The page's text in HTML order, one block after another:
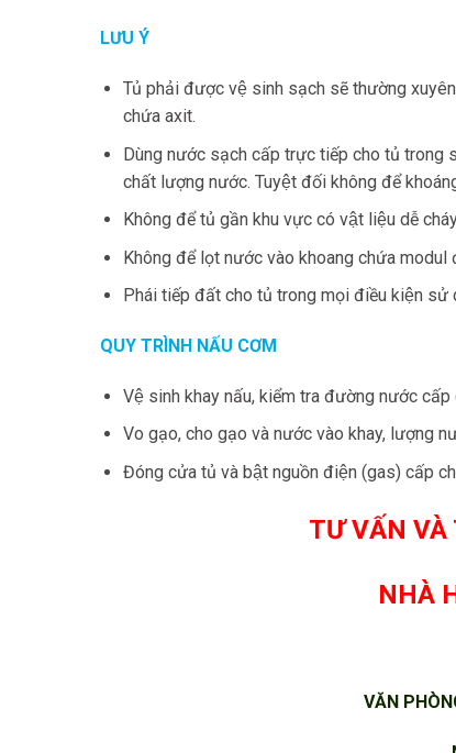
LƯU Ý
Tủ phải được vệ sinh sạch sẽ thường
chứa axit.
Dùng nước sạch cấp trực tiếp cho tủ trong
chất lượng nước. Tuyệt đối không để
Không để tủ gần khu vực có vật liệu dễ
Không để lọt nước vào khoang chứa
Phái tiếp đất cho tủ trong mọi điều kiện sử
QUY TRÌNH NẤU CƠM
Vệ sinh khay nấu, kiểm tra đường nước cấp
Vo gạo, cho gạo và nước vào khay, lượng
Đóng cửa tủ và bật nguồn điện (gas) cấp
TƯ VẤN VÀ
NHÀ
VĂN